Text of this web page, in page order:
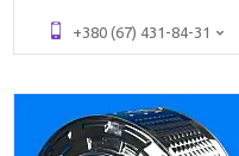
+380 (67) 431-84-31